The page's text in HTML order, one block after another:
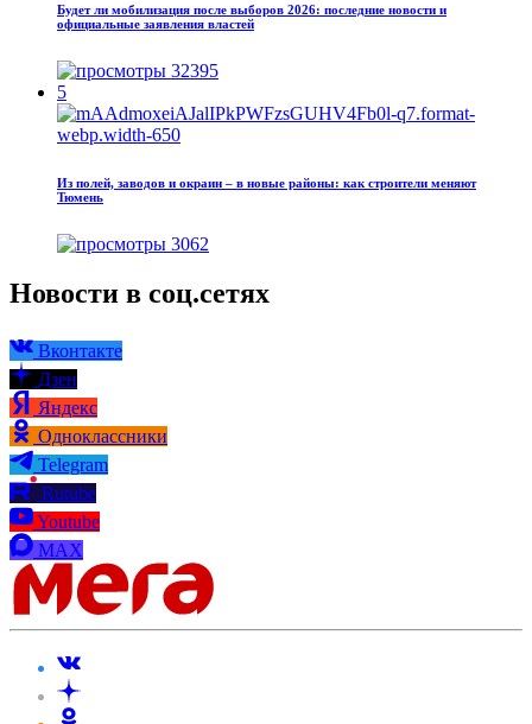
Будет ли мобилизация после выборов 2026: последние новости и
официальные заявления властей
32395
5
Из полей, заводов и окраин – в новые районы: как строители меняют
Тюмень
3062
Новости в соц.сетях
Вконтакте
Дзен
Яндекс
Одноклассники
Telegram
Rutube
Youtube
MAX